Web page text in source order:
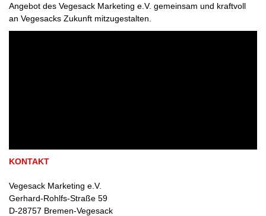
Angebot des Vegesack Marketing e.V. gemeinsam und kraftvoll
an Vegesacks Zukunft mitzugestalten.
KONTAKT
Vegesack Marketing e.V.
Gerhard-Rohlfs-Straße 59
D-28757 Bremen-Vegesack